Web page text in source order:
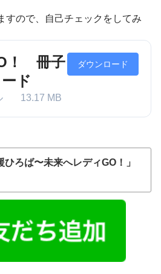
すので、自己チェックをしてみ
！ 冊子
ド
13.17 MB
ダウンロード
ひろば〜未来へレディGO！」